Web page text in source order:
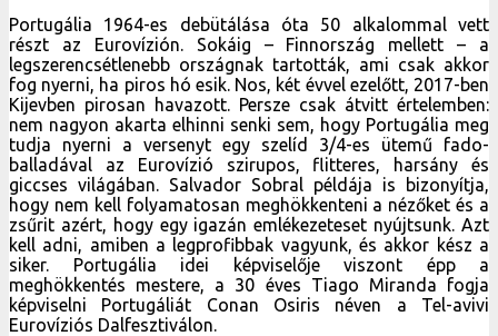
Portugália 1964-es debütálása óta 50 alkalommal vett
részt az Eurovízión. Sokáig – Finnország mellett – a
legszerencsétlenebb országnak tartották, ami csak akkor
fog nyerni, ha piros hó esik. Nos, két évvel ezelőtt, 2017-ben
Kijevben pirosan havazott. Persze csak átvitt értelemben:
nem nagyon akarta elhinni senki sem, hogy Portugália meg
tudja nyerni a versenyt egy szelíd 3/4-es ütemű fado-
balladával az Eurovízió szirupos, flitteres, harsány és
giccses világában. Salvador Sobral példája is bizonyítja,
hogy nem kell folyamatosan meghökkenteni a nézőket és a
zsűrit azért, hogy egy igazán emlékezeteset nyújtsunk. Azt
kell adni, amiben a legprofibbak vagyunk, és akkor kész a
siker. Portugália idei képviselője viszont épp a
meghökkentés mestere, a 30 éves Tiago Miranda fogja
képviselni Portugáliát Conan Osiris néven a Tel-avivi
Eurovíziós Dalfesztiválon.